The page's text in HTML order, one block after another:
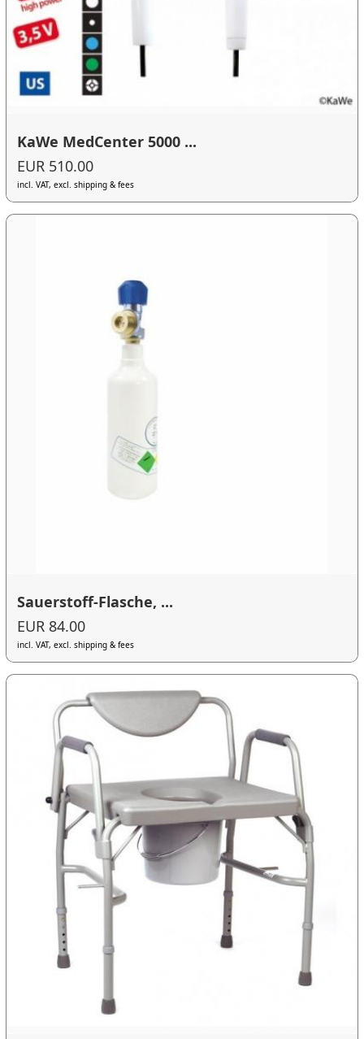
KaWe MedCenter 5000 ...
EUR 510.00
incl. VAT, excl. shipping & fees
Sauerstoff-Flasche, ...
EUR 84.00
incl. VAT, excl. shipping & fees